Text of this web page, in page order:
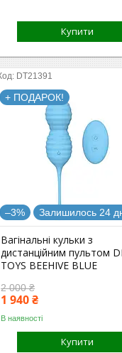
Купити
DT21391
+ ПОДАРОК!
–3% Залишилось 24
Вагінальні кульки з
дистанційним пультом
TOYS BEEHIVE BLUE
2 000 ₴
1 940 ₴
В наявності
Купити